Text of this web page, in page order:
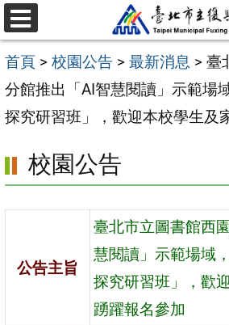
跳
至
主
要
內
區
選
單
首頁 > 校園公告 > 最新消息 > 臺
分館推出「AI智慧閱讀」示範場
探究研習班」，歡迎本校學生及
校園公告
公告主旨
臺北市立圖書館西
慧閱讀」示範場域
探究研習班」，歡
踴躍報名參加